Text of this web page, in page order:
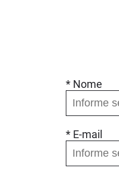
* Nome
* E-mail